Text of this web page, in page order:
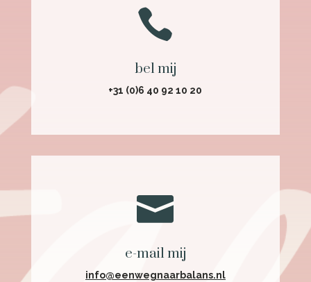

bel mij
+31 (0)6 40 92 10 20

e-mail mij
info@eenwegnaarbalans.nl